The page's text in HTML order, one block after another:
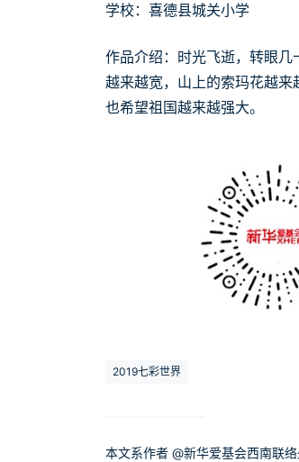
学校：喜德县城关小学
作品介绍：时光飞逝，转眼
越来越宽，山上的索玛花越
也希望祖国越来越强大。
2019七彩世界
本文系作者 @新华爱基会西南联络